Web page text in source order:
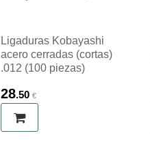
Ligaduras Kobayashi
acero cerradas (cortas)
.012 (100 piezas)
28.50 €